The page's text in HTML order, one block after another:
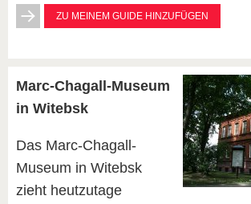
ZU MEINEM GUIDE HINZUFÜGEN
Marc-Chagall-Museum
in Witebsk
Das Marc-Chagall-
Museum in Witebsk
zieht heutzutage